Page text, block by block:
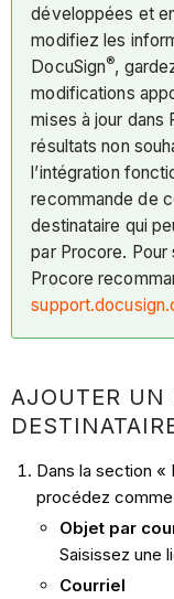
développées et
modifiez les
DocuSign®,
modifications
mises à jour dans
résultats non
l’intégration
recommande de
destinataire qui
par Procore. Pour
Procore
AJOUTER UN
Dans la section «
procédez comme
Objet par
Saisissez une
Courriel